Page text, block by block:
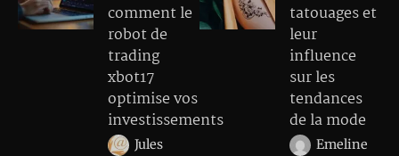
comment le
robot de
trading
xbot17
optimise vos
investissements
Jules
tatouages et
leur
influence
sur les
tendances
de la mode
Emeline